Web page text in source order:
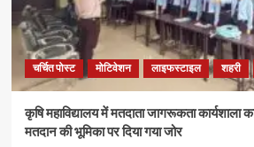
चर्चित पोस्ट मोटिवेशन लाइफस्टाइल शहरी
कृषि महाविद्यालय में मतदाता जागरूकता
मतदान की भूमिका पर दिया गया जोर